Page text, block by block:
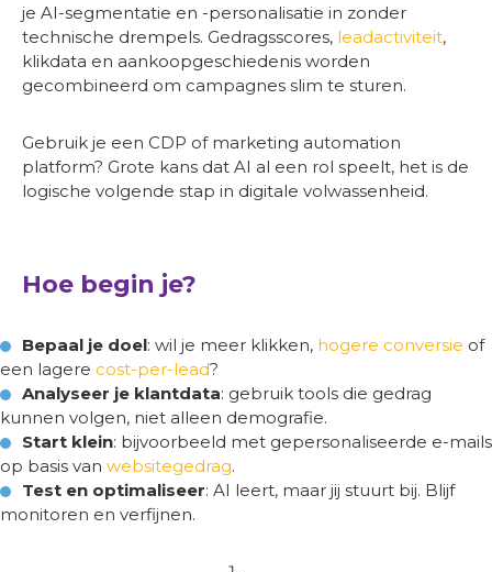
je AI-segmentatie en -personalisatie in zonder
technische drempels. Gedragsscores, leadactiviteit,
klikdata en aankoopgeschiedenis worden
gecombineerd om campagnes slim te sturen.
Gebruik je een CDP of marketing automation
platform? Grote kans dat AI al een rol speelt, het is de
logische volgende stap in digitale volwassenheid.
Hoe begin je?
Bepaal je doel: wil je meer klikken, hogere conversie of
een lagere cost-per-lead?
Analyseer je klantdata: gebruik tools die gedrag
kunnen volgen, niet alleen demografie.
Start klein: bijvoorbeeld met gepersonaliseerde e-mails
op basis van websitegedrag.
Test en optimaliseer: AI leert, maar jij stuurt bij. Blijf
monitoren en verfijnen.